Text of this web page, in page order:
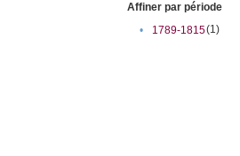
Affiner par période
•
1789-1815(1)